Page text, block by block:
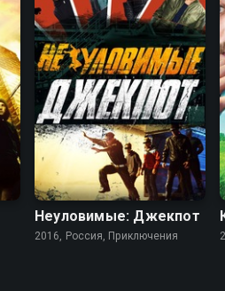
Неуловимые: Джекпот
2016, Россия, Приключения